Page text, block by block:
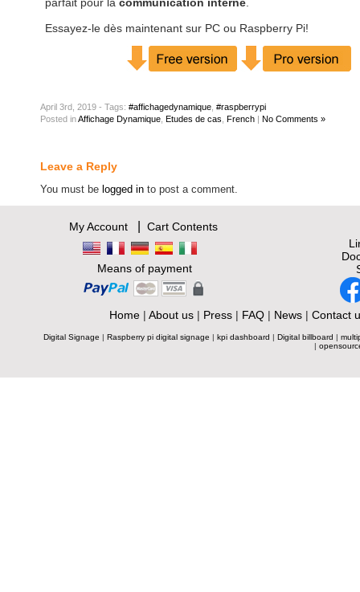
Essayez-le dès maintenant sur PC ou Raspberry Pi!
April 3rd, 2019 - Tags: #affichagedynamique #raspberrypi
Posted inAffichage Dynamique Etudes de cas French | No Comments »
Leave a Reply
You must be logged in to post a comment.
My Account| Cart Contents
Means of payment
Home | About us | Press | FAQ | News | Contact
Digital Signage | Raspberry pi digital signage | kpi dashboard | Digital billboard |
|